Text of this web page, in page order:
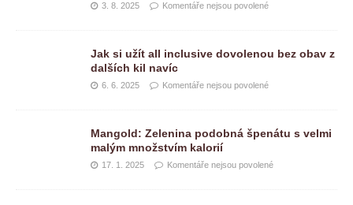
3. 8. 2025 Komentáře nejsou povolené
Jak si užít all inclusive dovolenou bez obav z
dalších kil navíc
6. 6. 2025 Komentáře nejsou povolené
Mangold: Zelenina podobná špenátu s velmi
malým množstvím kalorií
17. 1. 2025 Komentáře nejsou povolené